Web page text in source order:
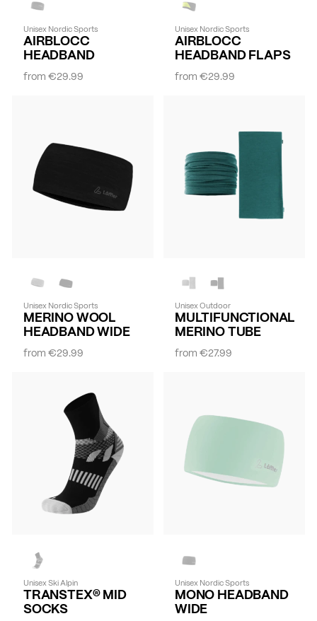
Unisex Nordic Sports
AIRBLOCC
HEADBAND
from€29.99
Unisex Nordic Sports
AIRBLOCC
HEADBAND FLAPS
from€29.99
Unisex Nordic Sports
MERINO WOOL
HEADBAND WIDE
from€29.99
Unisex Outdoor
MULTIFUNCTIONAL
MERINO TUBE
from€27.99
Unisex Ski Alpin
TRANSTEX® MID
SOCKS
Unisex Nordic Sports
MONO HEADBAND
WIDE